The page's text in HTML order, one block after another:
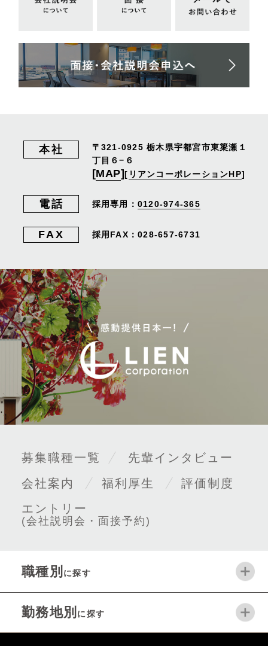
本社 〒321-0925栃木県宇都宮市東簗瀬１
丁目６−６
[MAP][ リアンコーポレーションHP]
電話 採用専用： 0120-974-365
FAX 採用FAX：028-657-6731
募集職種一覧
先輩インタビュー
会社案内
福利厚生
評価制度
エントリー
(会社説明会・面接予約)
職種別 に探す
勤務地別 に探す